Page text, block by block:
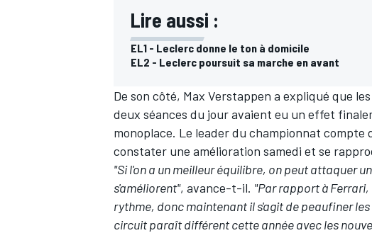
Lire aussi :
EL1 - Leclerc donne le ton à domicile
EL2 - Leclerc poursuit sa marche en avant
De son côté, Max Verstappen a expliqué que
deux séances du jour avaient eu un effet
monoplace. Le leader du championnat
constater une amélioration samedi et se
"Si l'on a un meilleur équilibre, on peut attaquer
s'améliorent", avance-t-il. "Par rapport à
rythme, donc maintenant il s'agit de peaufiner
circuit paraît différent cette année avec les